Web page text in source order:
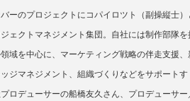
ーのプロジェクトにコパイロツト（副操縦士）
ェクトマネジメント集団。自社には制作部隊を
域を中心に、マーケティング戦略の伴走支援、
ジマネジメント、組織づくりなどをサポートす
ロデューサーの船橋友久さん、プロデューサー